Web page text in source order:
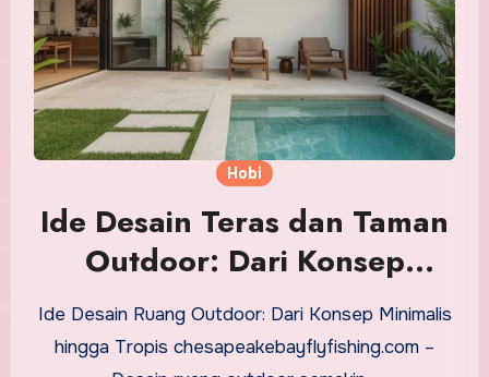
Hobi
Ide Desain Teras dan Taman
Outdoor: Dari Konsep
Minimalis hingga Tropis
Ide Desain Ruang Outdoor: Dari Konsep Minimalis
hingga Tropis chesapeakebayflyfishing.com –